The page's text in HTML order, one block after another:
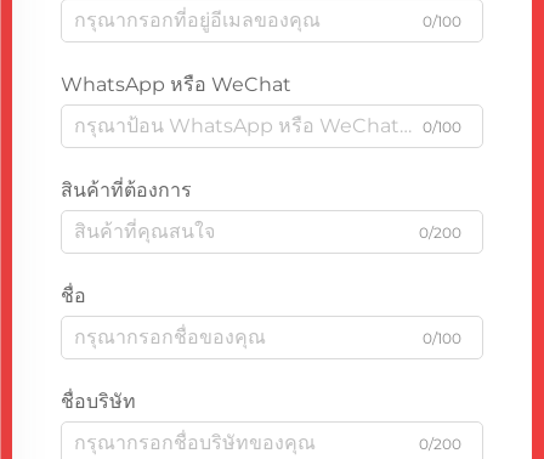
0/100
WhatsApp หรือ WeChat
0/100
สินค้าที่ต้องการ
0/200
ชื่อ
0/100
ชื่อบริษัท
0/200